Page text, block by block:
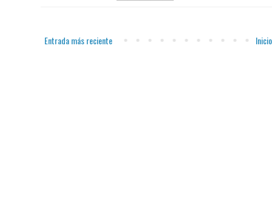
Entrada más reciente Inicio